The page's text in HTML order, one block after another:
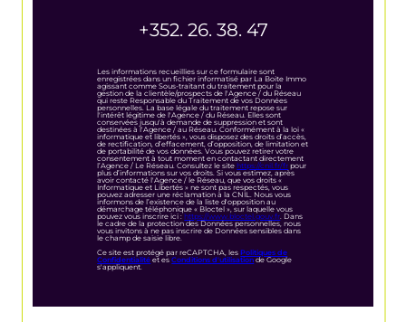
+352. 26. 38. 47
Les informations recueillies sur ce formulaire sont
enregistrées dans un fichier informatisé par La Boite Immo
agissant comme Sous-traitant du traitement pour la
gestion de la clientèle/prospects de l'Agence / du Réseau
qui reste Responsable du Traitement de vos Données
personnelles. La base légale du traitement repose sur
l'intérêt légitime de l'Agence / du Réseau. Elles sont
conservées jusqu'à demande de suppression et sont
destinées à l'Agence / au Réseau. Conformément à la loi «
informatique et libertés », vous disposez des droits d’accès,
de rectification, d’effacement, d’opposition, de limitation et
de portabilité de vos données. Vous pouvez retirer votre
consentement à tout moment en contactant directement
l’Agence / Le Réseau. Consultez le sitehttps://cnil.fr/fr pour
plus d’informations sur vos droits. Si vous estimez, après
avoir contacté l'Agence / le Réseau, que vos droits «
Informatique et Libertés » ne sont pas respectés, vous
pouvez adresser une réclamation à la CNIL. Nous vous
informons de l’existence de la liste d'opposition au
démarchage téléphonique « Bloctel », sur laquelle vous
pouvez vous inscrire ici :https://www.bloctel.gouv.fr. Dans
le cadre de la protection des Données personnelles, nous
vous invitons à ne pas inscrire de Données sensibles dans
le champ de saisie libre.
Ce site est protégé par reCAPTCHA, lesPolitiques de
Confidentialité et esConditions d'utilisationde Google
s'appliquent.